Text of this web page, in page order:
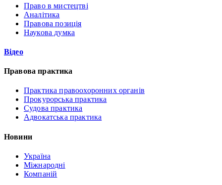
Право в мистецтві
Аналітика
Правова позиція
Наукова думка
Відео
Правова практика
Практика правоохоронних органів
Прокурорська практика
Судова практика
Адвокатська практика
Новини
Україна
Міжнародні
Компаній